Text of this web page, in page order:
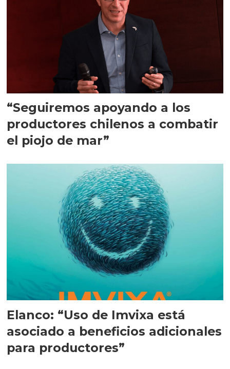
“Seguiremos apoyando a los
productores chilenos a combatir
el piojo de mar”
Elanco: “Uso de Imvixa está
asociado a beneficios adicionales
para productores”